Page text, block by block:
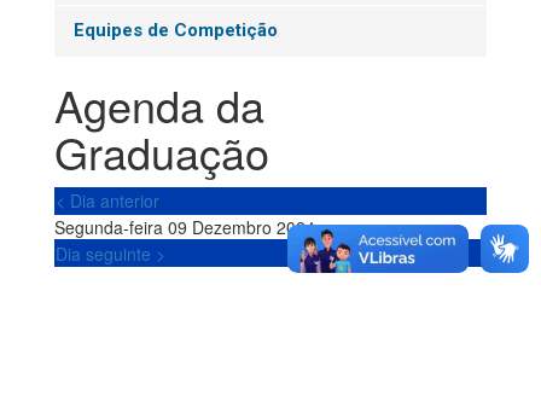
Equipes de Competição
Agenda da
Graduação
< Dia anterior
Segunda-feira 09 Dezembro 2024
Dia seguinte >